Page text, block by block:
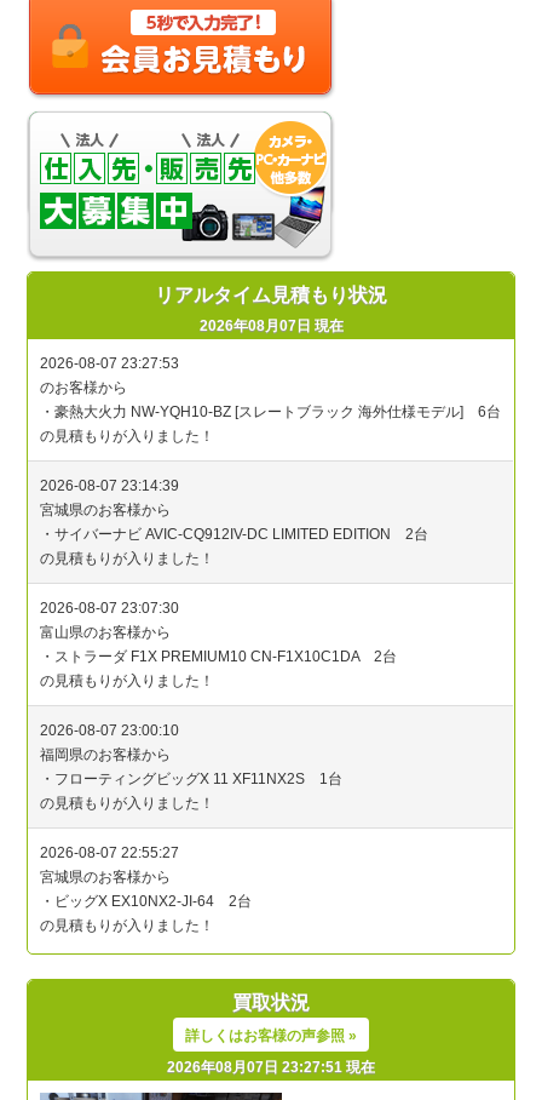
リアルタイム見積もり状況
2026年08月07日 現在
買取状況
詳しくはお客様の声参照 »
2026年08月07日 23:27:51 現在